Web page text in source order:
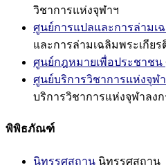
วิชาการแห่งจุฬาฯ
ศูนย์การแปลและการล่ามเ
และการล่ามเฉลิมพระเกียร
ศูนย์กฎหมายเพื่อประชาชน
ศูนย์บริการวิชาการแห่งจุฬ
บริการวิชาการแห่งจุฬาลง
พิพิธภัณฑ์
นิทรรศสถาน นิทรรศสถาน